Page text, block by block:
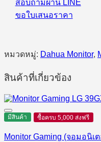
สอบถามผ่าน LINE
ขอใบเสนอราคา
หมวดหมู่: Dahua Monitor,
สินค้าที่เกี่ยวข้อง
มีสินค้า ซื้อครบ 5,000 ส่งฟรี
Monitor Gaming (จอมอนิเ